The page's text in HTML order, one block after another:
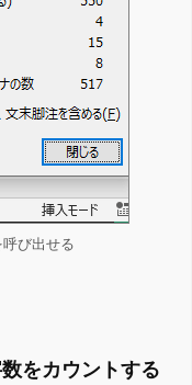
び出せる
をカウントする